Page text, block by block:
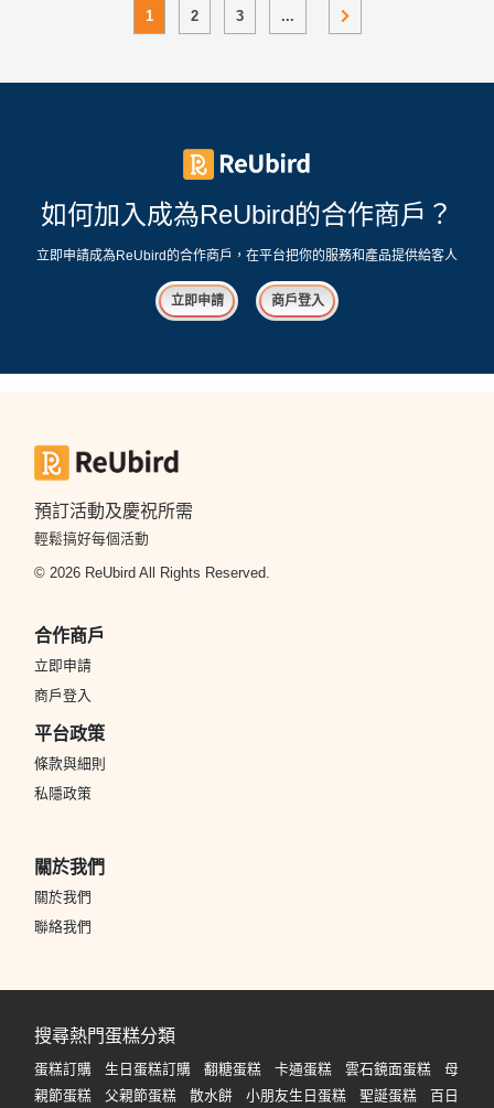
1 2 3 ...
如何加入成為ReUbird的合作商戶？
立即申請成為ReUbird的合作商戶，在平台把你的服務和產品提供給客人
立即申請 商戶登入
預訂活動及慶祝所需
輕鬆搞好每個活動
© 2026 ReUbird All Rights Reserved.
合作商戶
立即申請
商戶登入
平台政策
條款與細則
私隱政策
關於我們
關於我們
聯絡我們
搜尋熱門蛋糕分類
蛋糕訂購 生日蛋糕訂購 翻糖蛋糕 卡通蛋糕 雲石鏡面蛋糕
母
親節蛋糕
父親節蛋糕 散水餅 小朋友生日蛋糕 聖誕蛋糕
百日